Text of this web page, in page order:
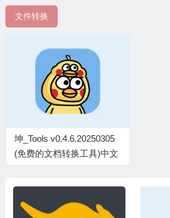
文件转换
坤_Tools v0.4.6.20250305
(免费的文档转换工具)中文